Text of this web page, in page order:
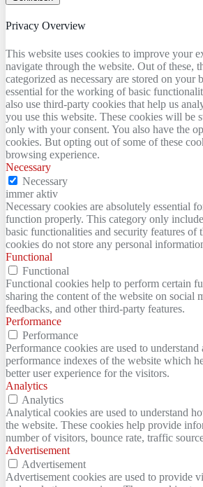
Privacy Overview
This website uses cookies to improve your
navigate through the website. Out of these,
categorized as necessary are stored on your
essential for the working of basic
also use third-party cookies that help us
you use this website. These cookies will be
only with your consent. You also have the
cookies. But opting out of some of these
browsing experience.
Necessary
Necessary
immer aktiv
Necessary cookies are absolutely essential
function properly. This category only
basic functionalities and security features of
cookies do not store any personal
Functional
Functional
Functional cookies help to perform certain
sharing the content of the website on social
feedbacks, and other third-party features.
Performance
Performance
Performance cookies are used to
performance indexes of the website which
better user experience for the visitors.
Analytics
Analytics
Analytical cookies are used to understand
the website. These cookies help provide
number of visitors, bounce rate, traffic
Advertisement
Advertisement
Advertisement cookies are used to provide